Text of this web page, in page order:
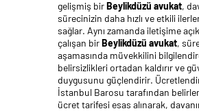
gelişmiş birBeylikdüzü avukat,
sürecinizin daha hızlı ve etkili
sağlar. Aynı zamanda iletişime
çalışan birBeylikdüzü avukat,
aşamasında müvekkilini
belirsizlikleri ortadan kaldırır ve
duygusunu güçlendirir.
İstanbul Barosu tarafından
ücret tarifesi esas alınarak,